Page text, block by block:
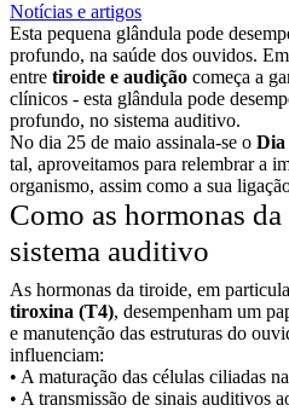
Notícias e artigos
Esta pequena glândula pode
profundo, na saúde dos ouvidos.
entre tiroide e audição começa a
clínicos - esta glândula pode
profundo, no sistema auditivo.
No dia 25 de maio assinala-se o
tal, aproveitamos para relembrar a
organismo, assim como a sua
Como as hormonas
sistema auditivo
As hormonas da tiroide, em
tiroxina (T4), desempenham um
e manutenção das estruturas do
influenciam:
• A maturação das células ciliadas
• A transmissão de sinais auditivos